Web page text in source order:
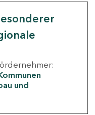
und